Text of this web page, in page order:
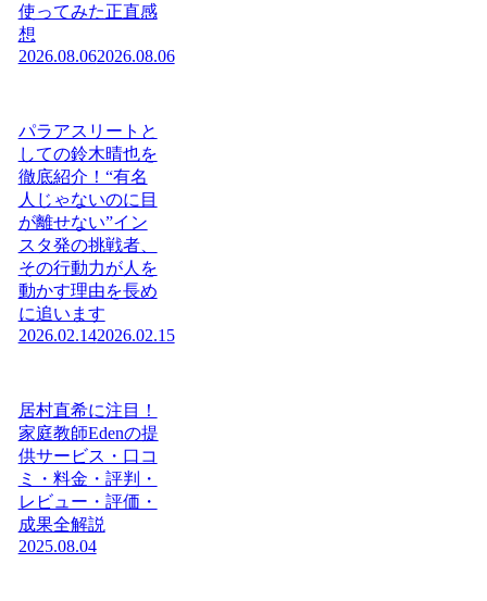
使ってみた正直感
想
2026.08.062026.08.06
パラアスリートと
しての鈴木晴也を
徹底紹介！“有名
人じゃないのに目
が離せない”イン
スタ発の挑戦者、
その行動力が人を
動かす理由を長め
に追います
2026.02.142026.02.15
居村直希に注目！
家庭教師Edenの提
供サービス・口コ
ミ・料金・評判・
レビュー・評価・
成果全解説
2025.08.04